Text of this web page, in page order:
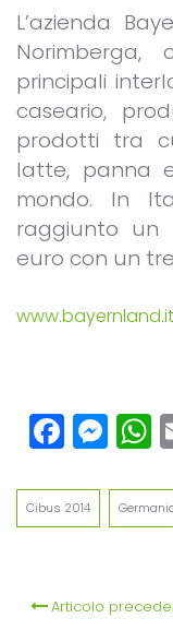
L’azienda
principali
caseario,
prodotti tra
latte, panna
mondo. In
raggiunto un
euro con un
www.bayernland.it
Cibus 2014
Articolo